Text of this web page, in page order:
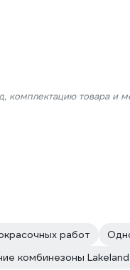
комплектацию товара и
работ
комбинезоны Lakeland